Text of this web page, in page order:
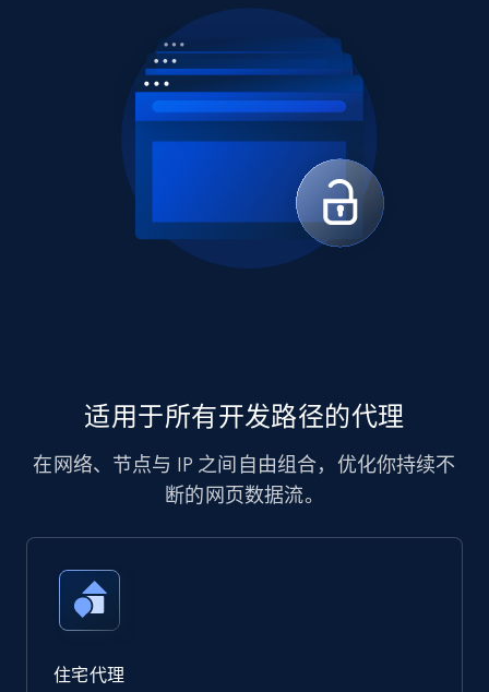
适用于所有开发路径的代理
在网络、节点与 IP 之间自由组合，优化你持续不
断的网页数据流。
住宅代理